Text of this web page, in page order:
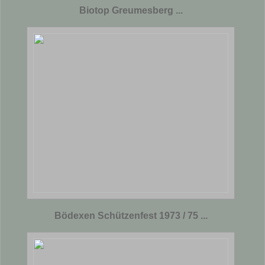
Biotop Greumesberg ...
Bödexen Schützenfest 1973 / 75 ...